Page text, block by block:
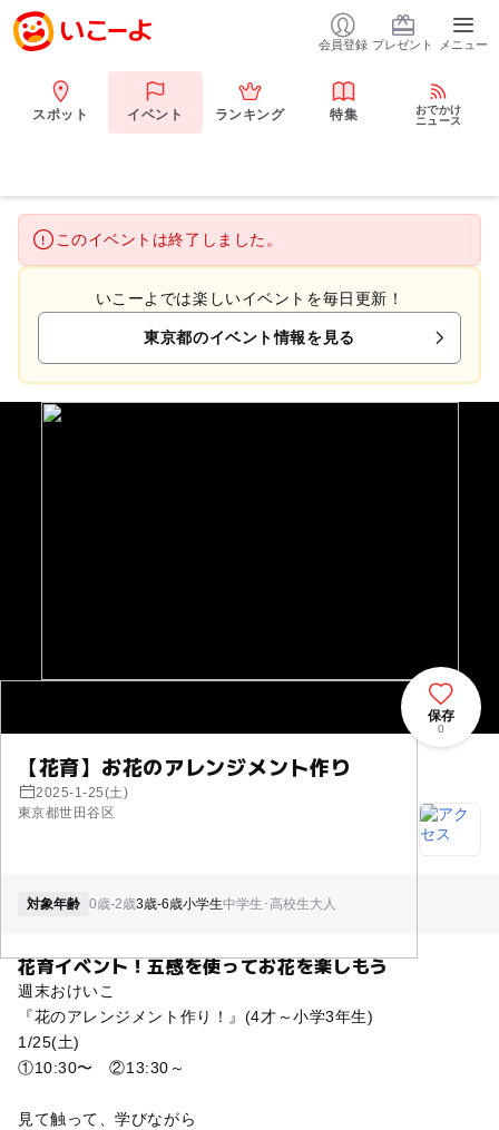
会員登録 プレゼント メニュー
スポット イベント ランキング 特集
おでかけ
ニュース
このイベントは終了しました。
いこーよでは楽しいイベントを毎日更新！
東京都のイベント情報を見る
【花育】お花のアレンジメント作り
2025-1-25(土)
東京都世田谷区
保存
0
対象年齢 0歳-2歳3歳-6歳小学生中学生･高校生大人
花育イベント！五感を使ってお花を楽しもう
週末おけいこ
『花のアレンジメント作り！』(4才～小学3年生)
1/25(土)
①10:30〜 ②13:30～
見て触って、学びながら